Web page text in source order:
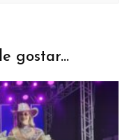
gostar...